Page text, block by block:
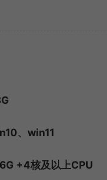
、win11
+4核及以上CPU